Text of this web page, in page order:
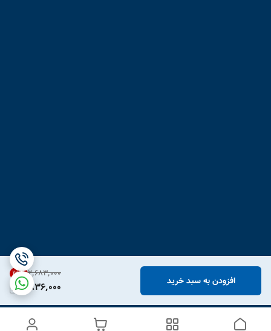
۲٬۶۸۳٬۰۰۰ 31%
1,836,000 افزودن به سبد خرید